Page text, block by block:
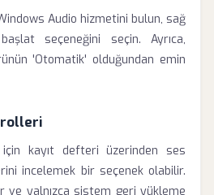
Audio hizmetini bulun, sağ
seçeneğini seçin. Ayrıca,
'Otomatik' olduğundan emin
için kayıt defteri üzerinden ses
incelemek bir seçenek olabilir.
ve yalnızca sistem geri yükleme